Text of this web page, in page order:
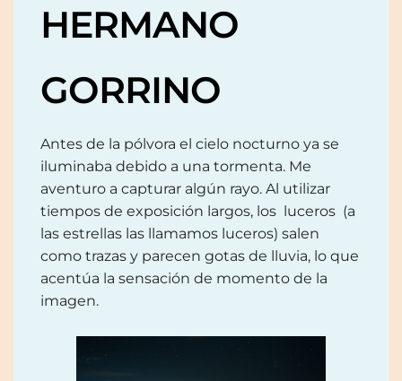
HERMANO
GORRINO
Antes de la pólvora el cielo nocturno ya se
iluminaba debido a una tormenta. Me
aventuro a capturar algún rayo. Al utilizar
tiempos de exposición largos, los luceros (a
las estrellas las llamamos luceros) salen
como trazas y parecen gotas de lluvia, lo que
acentúa la sensación de momento de la
imagen.